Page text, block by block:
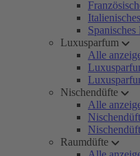
Spanisches
Luxusparfum
Alle
Nischendüfte
Alle
Raumdüfte